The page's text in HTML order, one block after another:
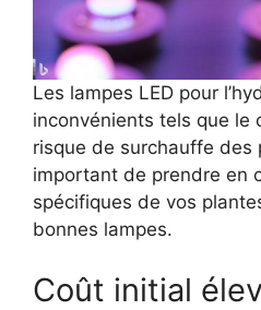
Les lampes LED pour
inconvénients tels que le
risque de surchauffe des
important de prendre en
spécifiques de vos
bonnes lampes.
Coût initial